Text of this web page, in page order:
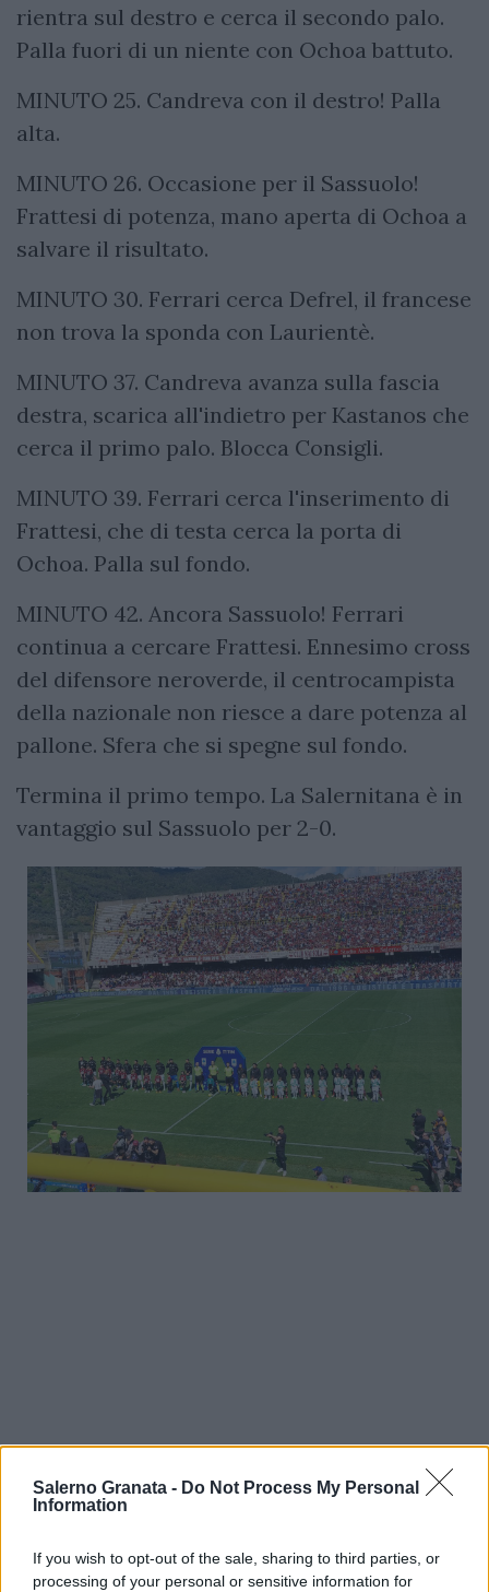
Salerno Granata - Do Not Process My Personal
Information
If you wish to opt-out of the sale, sharing to third parties, or
processing of your personal or sensitive information for
rientra sul destro e cerca il secondo palo.
Palla fuori di un niente con Ochoa battuto.
MINUTO 25. Candreva con il destro! Palla
alta.
MINUTO 26. Occasione per il Sassuolo!
Frattesi di potenza, mano aperta di Ochoa a
salvare il risultato.
MINUTO 30. Ferrari cerca Defrel, il francese
non trova la sponda con Laurientè.
MINUTO 37. Candreva avanza sulla fascia
destra, scarica all'indietro per Kastanos che
cerca il primo palo. Blocca Consigli.
MINUTO 39. Ferrari cerca l'inserimento di
Frattesi, che di testa cerca la porta di
Ochoa. Palla sul fondo.
MINUTO 42. Ancora Sassuolo! Ferrari
continua a cercare Frattesi. Ennesimo cross
del difensore neroverde, il centrocampista
della nazionale non riesce a dare potenza al
pallone. Sfera che si spegne sul fondo.
Termina il primo tempo. La Salernitana è in
vantaggio sul Sassuolo per 2-0.